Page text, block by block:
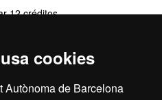
cookies
Autònoma de Barcelona
12 créditos